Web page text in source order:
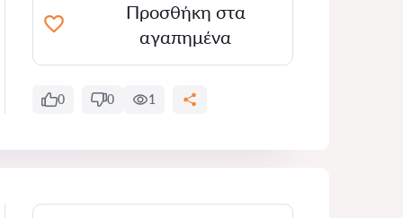
Προσθήκη στα
αγαπημένα
0 0 1